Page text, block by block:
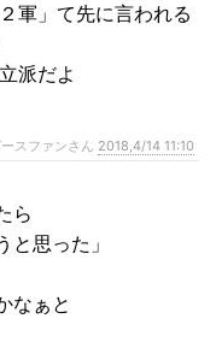
軍」て先に言われる
派だよ
スファンさん 2018,4/14 11:10
ら
思った」
なぁと